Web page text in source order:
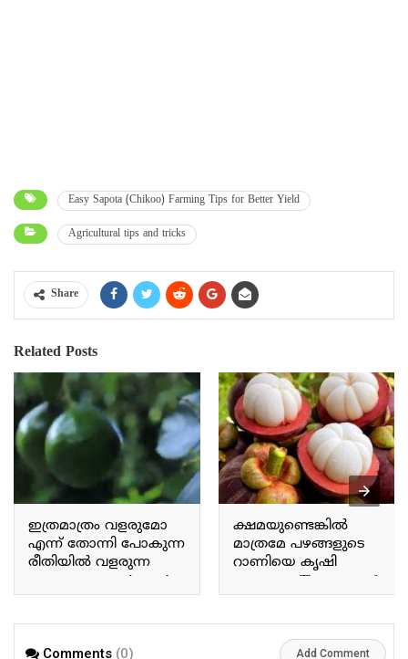
Easy Sapota (Chikoo) Farming Tips for Better Yield
Agricultural tips and tricks
Share
Related Posts
ഇത്രമാത്രം വളരുമോ
എന്ന് തോന്നി പോകുന്ന
രീതിയിൽ വളരുന്ന
അവക്കാഡോ Avocado
grows in a way that makes
ക്ഷമയുണ്ടെങ്കിൽ
മാത്രമേ പഴങ്ങളുടെ
റാണിയെ കൃഷി
ചെയ്യാവൂ The queen of
fruits can only be
Comments (0) Add Comment